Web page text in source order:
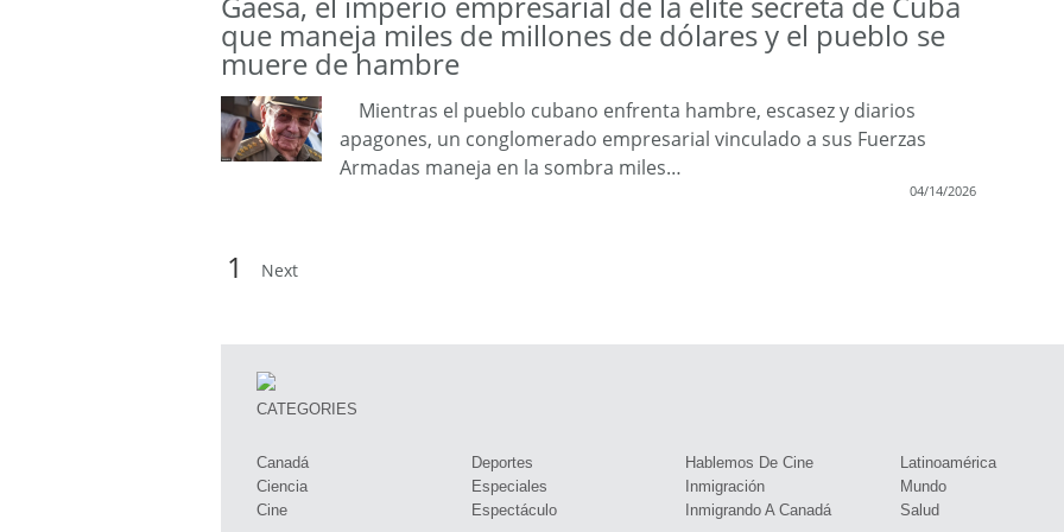
que maneja miles de millones de dólares y el pueblo se
muere de hambre
Mientras el pueblo cubano enfrenta hambre, escasez y diarios
apagones, un conglomerado empresarial vinculado a sus Fuerzas
Armadas maneja en la sombra miles…
04/14/2026
1 Next
CATEGORIES
Canadá
Ciencia
Cine
Deportes
Especiales
Espectáculo
Hablemos De Cine
Inmigración
Inmigrando A Canadá
Latinoamérica
Mundo
Salud